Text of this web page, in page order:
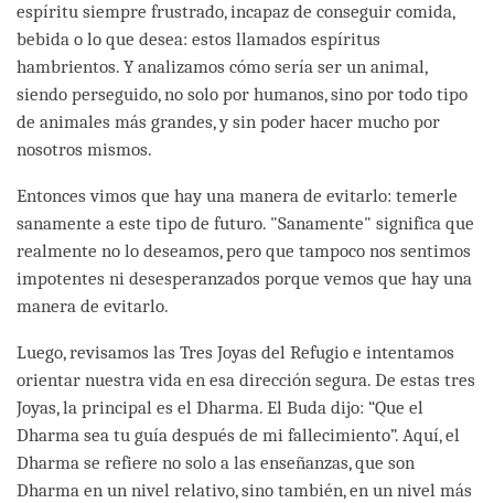
espíritu siempre frustrado, incapaz de conseguir comida,
bebida o lo que desea: estos llamados espíritus
hambrientos. Y analizamos cómo sería ser un animal,
siendo perseguido, no solo por humanos, sino por todo tipo
de animales más grandes, y sin poder hacer mucho por
nosotros mismos.
Entonces vimos que hay una manera de evitarlo: temerle
sanamente a este tipo de futuro. "Sanamente" significa que
realmente no lo deseamos, pero que tampoco nos sentimos
impotentes ni desesperanzados porque vemos que hay una
manera de evitarlo.
Luego, revisamos las Tres Joyas del Refugio e intentamos
orientar nuestra vida en esa dirección segura. De estas tres
Joyas, la principal es el Dharma. El Buda dijo: “Que el
Dharma sea tu guía después de mi fallecimiento”. Aquí, el
Dharma se refiere no solo a las enseñanzas, que son
Dharma en un nivel relativo, sino también, en un nivel más